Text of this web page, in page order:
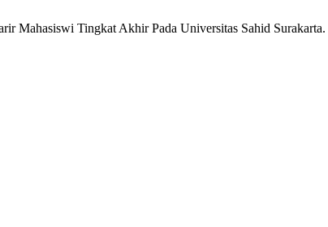
Mahasiswi Tingkat Akhir Pada Universitas Sahid Surakarta.